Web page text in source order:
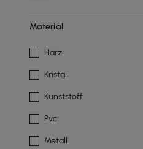
Material
Harz
Kristall
Kunststoff
Pvc
Metall